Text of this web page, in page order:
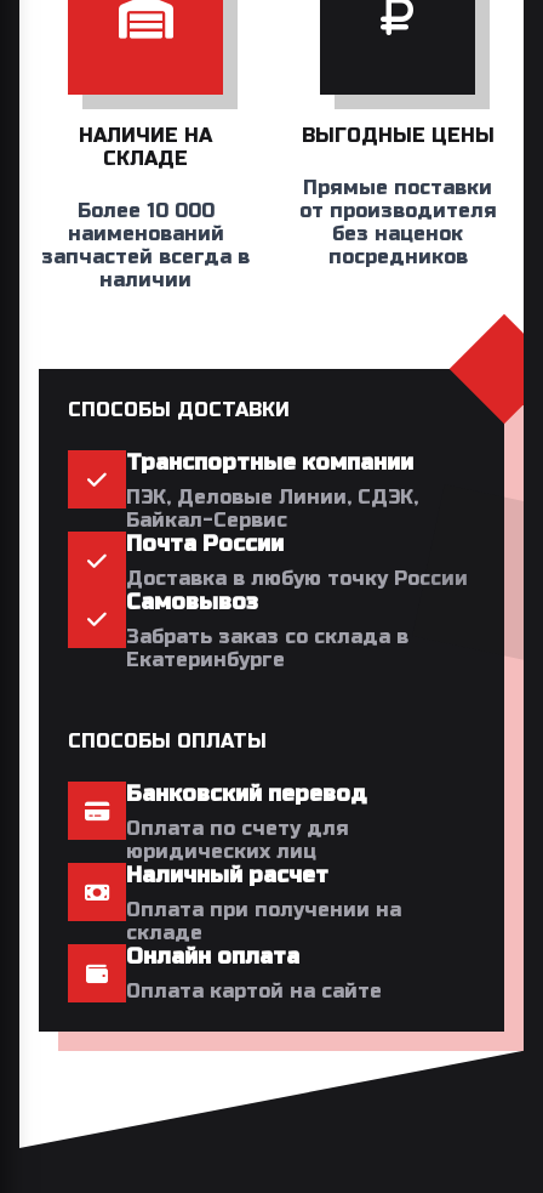
НАЛИЧИЕ НА
СКЛАДЕ
Более 10 000
наименований
запчастей всегда в
наличии
ВЫГОДНЫЕ ЦЕНЫ
Прямые поставки
от производителя
без наценок
посредников
СПОСОБЫ ДОСТАВКИ
Транспортные компании
ПЭК, Деловые Линии, СДЭК,
Байкал-Сервис
Почта России
Доставка в любую точку России
Самовывоз
Забрать заказ со склада в
Екатеринбурге
СПОСОБЫ ОПЛАТЫ
Банковский перевод
Оплата по счету для
юридических лиц
Наличный расчет
Оплата при получении на
складе
Онлайн оплата
Оплата картой на сайте